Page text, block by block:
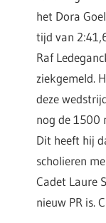
het Dora
tijd van
Raf
ziekgemeld.
deze
nog de 1500
Dit heeft hij
scholieren
Cadet Laure
nieuw PR is.